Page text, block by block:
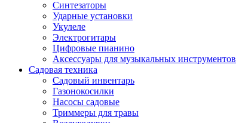
Синтезаторы
Ударные установки
Укулеле
Электрогитары
Цифровые пианино
Аксессуары для музыкальных инструментов
Садовая техника
Садовый инвентарь
Газонокосилки
Насосы садовые
Триммеры для травы